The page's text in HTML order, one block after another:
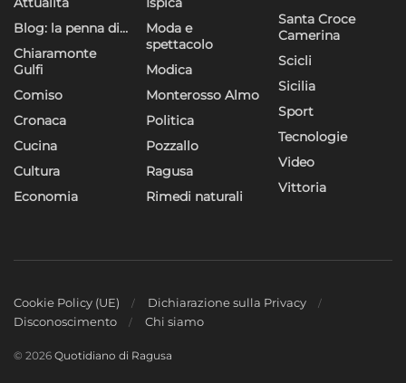
Blog: la penna di…
Chiaramonte
Gulfi
Comiso
Cronaca
Cucina
Cultura
Economia
Moda e
spettacolo
Modica
Monterosso Almo
Politica
Pozzallo
Ragusa
Rimedi naturali
Santa Croce
Camerina
Scicli
Sicilia
Sport
Tecnologie
Video
Vittoria
Cookie Policy (UE)
Dichiarazione sulla Privacy
Disconoscimento
Chi siamo
© 2026 Quotidiano di Ragusa